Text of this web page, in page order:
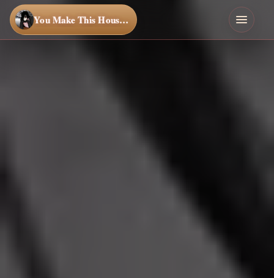
You Make This House a Home